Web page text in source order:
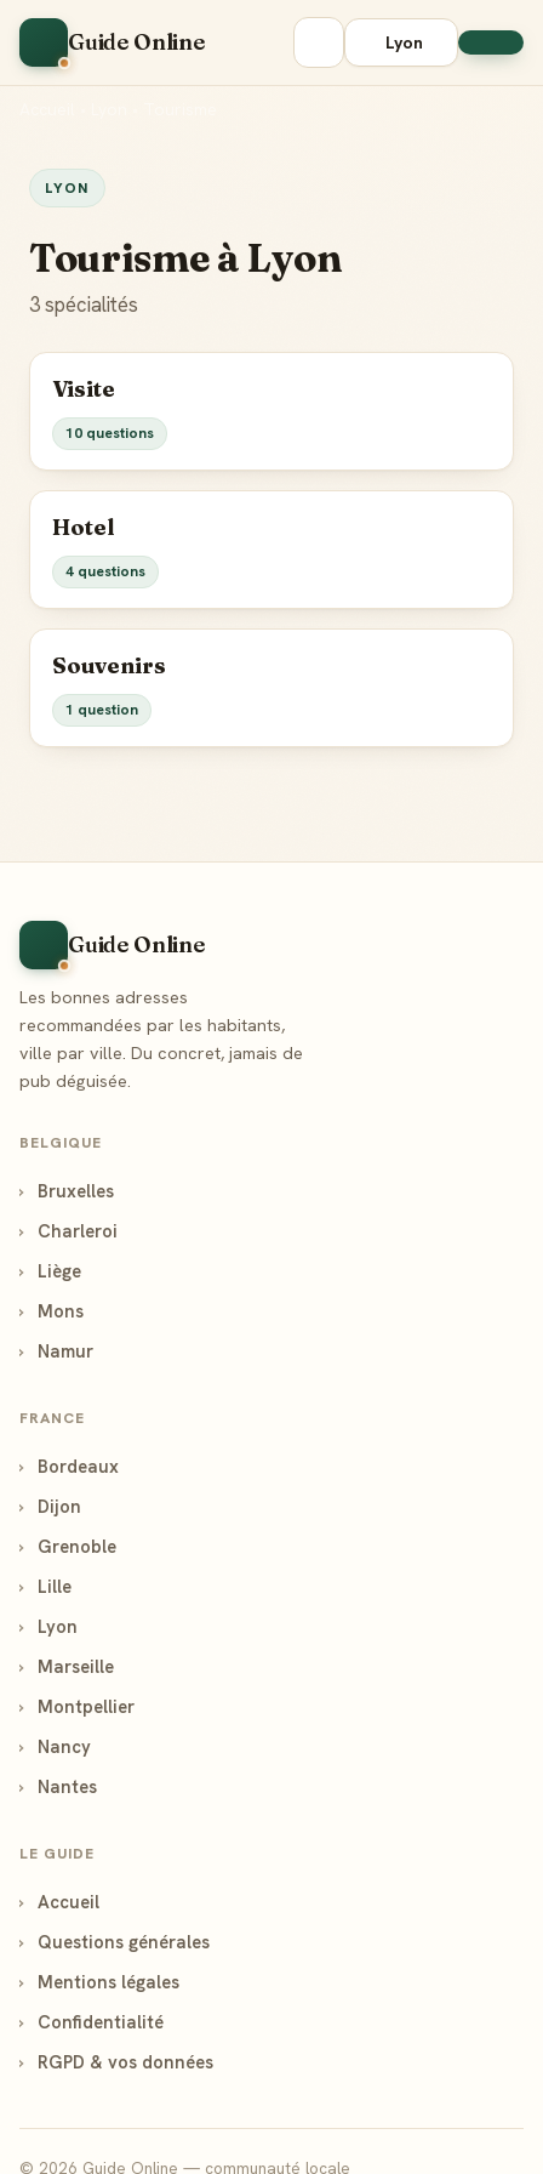
Guide Online Lyon
LYON
Tourisme à Lyon
3 spécialités
Visite
10 questions
Hotel
4 questions
Souvenirs
1 question
Guide Online
Les bonnes adresses
recommandées par les habitants,
ville par ville. Du concret, jamais de
pub déguisée.
BELGIQUE
›
Bruxelles
›
Charleroi
›
Liège
›
Mons
›
Namur
FRANCE
›
Bordeaux
›
Dijon
›
Grenoble
›
Lille
›
Lyon
›
Marseille
›
Montpellier
›
Nancy
›
Nantes
LE GUIDE
›
Accueil
›
Questions générales
›
Mentions légales
›
Confidentialité
›
RGPD & vos données
© 2026 Guide Online — communauté locale